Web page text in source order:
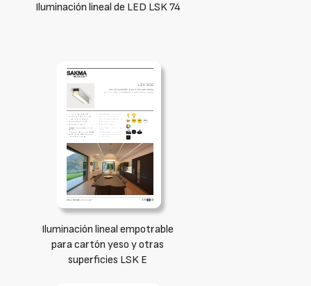
Iluminación lineal de LED LSK 74
Iluminación lineal empotrable
para cartón yeso y otras
superficies LSK E